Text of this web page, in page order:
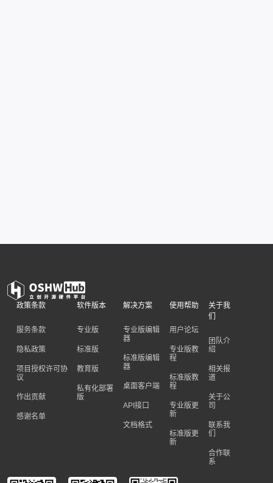
政策条款
服务条款
隐私政策
项目授权许可协
议
作出贡献
感谢名单
软件版本
专业版
标准版
教育版
私有化部署
版
解决方案
专业版编辑
器
标准版编辑
器
桌面客户端
API接口
文档格式
使用帮助
用户论坛
专业版教
程
标准版教
程
专业版更
新
标准版更
新
关于我
们
团队介
绍
相关报
道
关于公
司
联系我
们
合作联
系